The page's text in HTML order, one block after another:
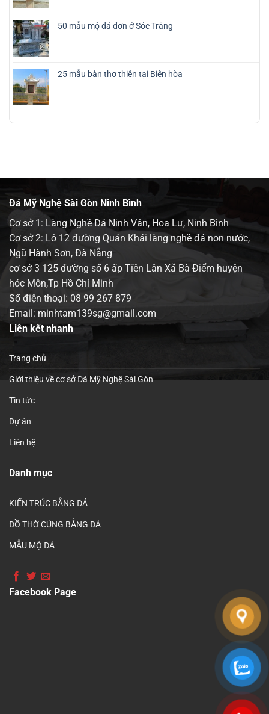
50 mẫu mộ đá đơn ở Sóc Trăng
25 mẫu bàn thơ thiên tại Biên hòa
Đá Mỹ Nghệ Sài Gòn Ninh Bình
Cơ sở 1: Làng Nghề Đá Ninh Vân, Hoa Lư, Ninh Bình
Cơ sở 2: Lô 12 đường Quán Khái làng nghề đá non nước,
Ngũ Hành Sơn, Đà Nẵng
cơ sở 3 125 đường số 6 ấp Tiền Lân Xã Bà Điểm huyện
hóc Môn,Tp Hồ Chí Minh
Số điện thoại: 08 99 267 879
Email: minhtam139sg@gmail.com
Liên kết nhanh
Trang chủ
Giới thiệu về cơ sở Đá Mỹ Nghệ Sài Gòn
Tin tức
Dự án
Liên hệ
Danh mục
KIẾN TRÚC BẰNG ĐÁ
ĐỒ THỜ CÚNG BẰNG ĐÁ
MẪU MỘ ĐÁ
Facebook Page